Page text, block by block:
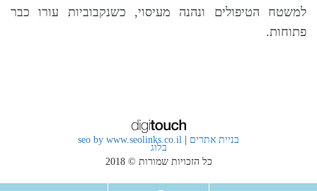
למשטח הטיפולים ונהנה מעיסוי, כשנקבוביות עורו כבר
פתוחות.
בניית אתרים seo by www.seolinks.co.il
בלוג
כל הזכויות שמורות © 2018